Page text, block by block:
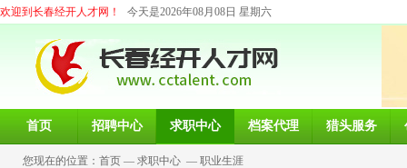
欢迎到长春经开人才网！ 今天是2026年08月08日 星期六
首页 招聘中心 求职中心 档案代理 猎头服务
您现在的位置： 首页 — 求职中心 — 职业生涯